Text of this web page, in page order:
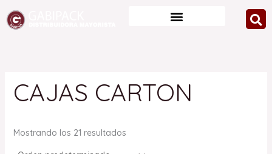
CAJAS CARTON
Mostrando los 21 resultados